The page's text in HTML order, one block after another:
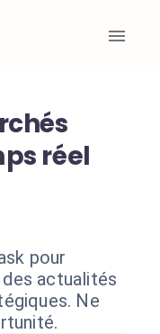
réel
pour
actualités
Ne